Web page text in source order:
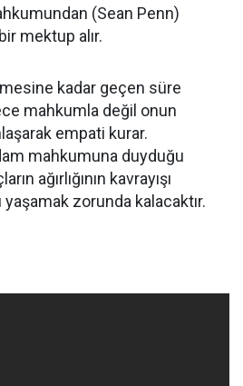
(Sean Penn)
mektup alır.
kadar geçen süre
mahkumla değil onun
empati kurar.
mahkumuna duyduğu
ağırlığının kavrayışı
zorunda kalacaktır.